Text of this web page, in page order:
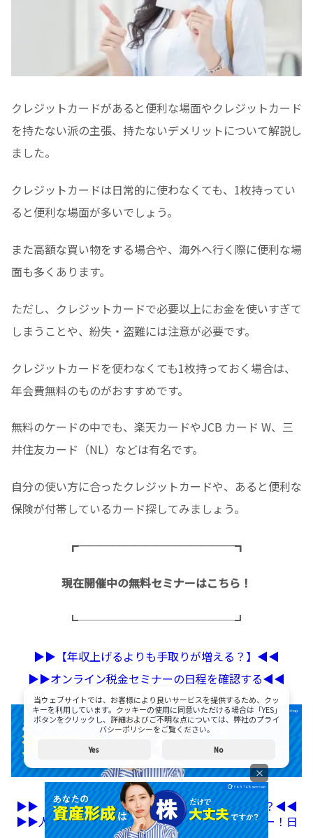
クレジットカードがあると便利な場面やクレジットカード
を持たない派の主張、持たないデメリットについて解説し
ました。
クレジットカードは日常的に使わなくても、1枚持ってい
ると便利な場面が多いでしょう。
また高額な買い物をする場合や、海外へ行く際に便利な場
面も多くあります。
ただし、クレジットカードで必要以上にお金を使いすぎて
しまうことや、紛失・盗難には注意が必要です。
クレジットカードを使わなくても1枚持っておく場合は、
年会費無料のものがおすすめです。
無料のケードの中でも、楽天カードやJCB カード W、三
井住友カード（NL）などは有名です。
自分の使い方に合ったクレジットカードや、あると便利な
保険が付帯しているカード探してみましょう。
┏──────────────┓
現在開催中の無料セミナーはこちら！
┗──────────────┛
▶︎▶︎【年収上げるよりも手取りが増える？】◀︎◀︎
▶︎▶︎オンライン税金セミナーの日程を確認する◀︎◀︎
▶︎▶︎【女性限定】 私にあったお金のふやし方って？◀︎◀︎
▶︎▶︎人気FP講師による『無料』オンラインセミナー！日
当ウェブサイトでは、お客様により良いサービスを提供するため、クッ
キーを利用しています。クッキーの使用に同意いただける場合は「YES」
ボタンをクリックし、詳細およびご不明な点については、弊社のプライ
バシーポリシーをご覧ください。
Yes No
×